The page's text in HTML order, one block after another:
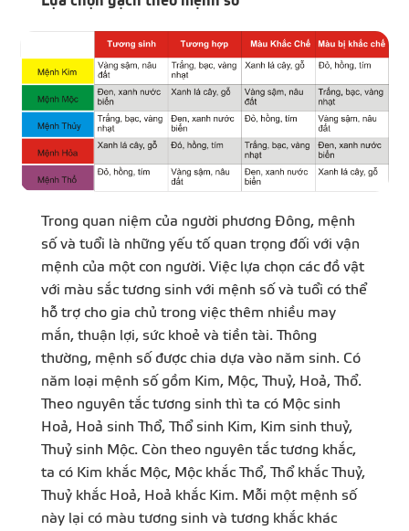
Trong quan niệm của người phương Đông, mệnh
số và tuổi là những yếu tố quan trọng đối với vận
mệnh của một con người. Việc lựa chọn các đồ vật
với màu sắc tương sinh với mệnh số và tuổi có thể
hỗ trợ cho gia chủ trong việc thêm nhiều may
mắn, thuận lợi, sức khoẻ và tiền tài. Thông
thường, mệnh số được chia dựa vào năm sinh. Có
năm loại mệnh số gồm Kim, Mộc, Thuỷ, Hoả, Thổ.
Theo nguyên tắc tương sinh thì ta có Mộc sinh
Hoả, Hoả sinh Thổ, Thổ sinh Kim, Kim sinh thuỷ,
Thuỷ sinh Mộc. Còn theo nguyên tắc tương khắc,
ta có Kim khắc Mộc, Mộc khắc Thổ, Thổ khắc Thuỷ,
Thuỷ khắc Hoả, Hoả khắc Kim. Mỗi một mệnh số
này lại có màu tương sinh và tương khắc khác